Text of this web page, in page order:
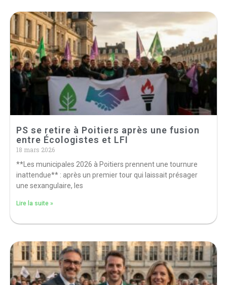
PS se retire à Poitiers après une fusion
entre Écologistes et LFI
18 mars 2026
**Les municipales 2026 à Poitiers prennent une tournure
inattendue** : après un premier tour qui laissait présager
une sexangulaire, les
Lire la suite »